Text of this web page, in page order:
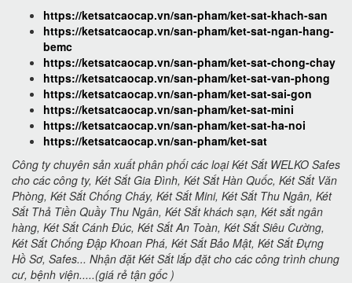
https://ketsatcaocap.vn/san-pham/ket-sat-khach-san
https://ketsatcaocap.vn/san-pham/ket-sat-ngan-hang-
bemc
https://ketsatcaocap.vn/san-pham/ket-sat-chong-chay
https://ketsatcaocap.vn/san-pham/ket-sat-van-phong
https://ketsatcaocap.vn/san-pham/ket-sat-sai-gon
https://ketsatcaocap.vn/san-pham/ket-sat-mini
https://ketsatcaocap.vn/san-pham/ket-sat-ha-noi
https://ketsatcaocap.vn/san-pham/ket-sat
Công ty chuyên sản xuất phân phối các loại Két Sắt WELKO Safes
cho các công ty, Két Sắt Gia Đình, Két Sắt Hàn Quốc, Két Sắt Văn
Phòng, Két Sắt Chống Cháy, Két Sắt Mini, Két Sắt Thu Ngân, Két
Sắt Thả Tiền Quầy Thu Ngân, Két Sắt khách sạn, Két sắt ngân
hàng, Két Sắt Cánh Đúc, Két Sắt An Toàn, Két Sắt Siêu Cường,
Két Sắt Chống Đập Khoan Phá, Két Sắt Bảo Mật, Két Sắt Đựng
Hồ Sơ, Safes... Nhận đặt Két Sắt lắp đặt cho các công trình chung
cư, bệnh viện.....(giá rẻ tận gốc )